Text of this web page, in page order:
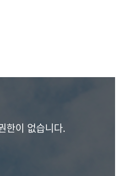
한이 없습니다.